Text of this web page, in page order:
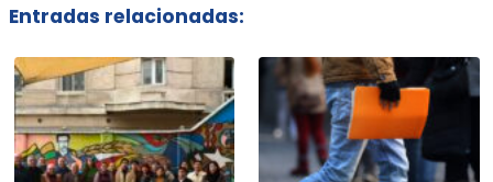
Entradas relacionadas: